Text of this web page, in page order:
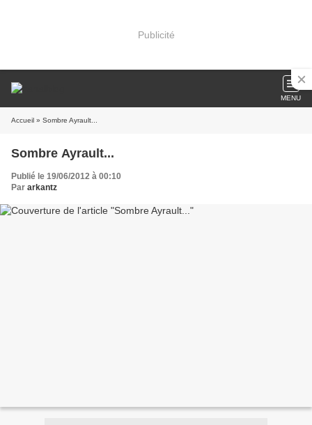
Publicité
MENU
Accueil » Sombre Ayrault...
Sombre Ayrault...
Publié le 19/06/2012 à 00:10
Par arkantz